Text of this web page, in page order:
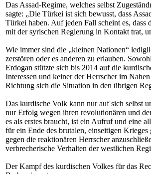
Das Assad-Regime, welches selbst
sagte: „Die Türkei ist sich bewusst, dass
Türkei haben. Auf jeden Fall scheint es, dass
mit der syrischen Regierung in Kontakt trat,
Wie immer sind die „kleinen Nationen“
zerstören oder es anderen zu erlauben.
Erdogan stützte sich bis 2014 auf die
Interessen und keiner der Herrscher im
Richtung sich die Situation in den übrigen
Das kurdische Volk kann nur auf sich selbst
nur Erfolg wegen ihren revolutionären und
es als erstes braucht, ist ein Aufruf und eine
für ein Ende des brutalen, einseitigen
gegen die reaktionären Herrscher
verbrecherische Verhalten der westlichen
Der Kampf des kurdischen Volkes für das